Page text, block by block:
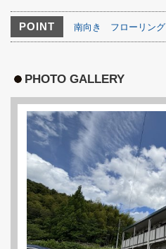
POINT 南向き フローリング
PHOTO GALLERY